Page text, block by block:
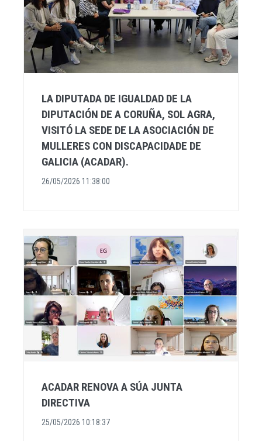
LA DIPUTADA DE IGUALDAD DE LA
DIPUTACIÓN DE A CORUÑA, SOL AGRA,
VISITÓ LA SEDE DE LA ASOCIACIÓN DE
MULLERES CON DISCAPACIDADE DE
GALICIA (ACADAR).
26/05/2026 11:38:00
ACADAR RENOVA A SÚA JUNTA
DIRECTIVA
25/05/2026 10:18:37